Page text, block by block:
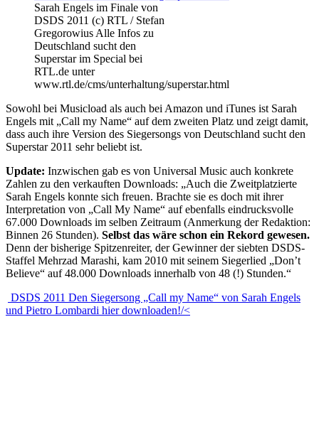
Sarah Engels im Finale von
DSDS 2011 (c) RTL / Stefan
Gregorowius Alle Infos zu
Deutschland sucht den
Superstar im Special bei
RTL.de unter
www.rtl.de/cms/unterhaltung/superstar.html
Sowohl bei Musicload als auch bei Amazon und iTunes ist Sarah
Engels mit „Call my Name“ auf dem zweiten Platz und zeigt damit,
dass auch ihre Version des Siegersongs von Deutschland sucht den
Superstar 2011 sehr beliebt ist.
Update: Inzwischen gab es von Universal Music auch konkrete
Zahlen zu den verkauften Downloads: „Auch die Zweitplatzierte
Sarah Engels konnte sich freuen. Brachte sie es doch mit ihrer
Interpretation von „Call My Name“ auf ebenfalls eindrucksvolle
67.000 Downloads im selben Zeitraum (Anmerkung der Redaktion:
Binnen 26 Stunden). Selbst das wäre schon ein Rekord gewesen.
Denn der bisherige Spitzenreiter, der Gewinner der siebten DSDS-
Staffel Mehrzad Marashi, kam 2010 mit seinem Siegerlied „Don’t
Believe“ auf 48.000 Downloads innerhalb von 48 (!) Stunden.“
DSDS 2011 Den Siegersong „Call my Name“ von Sarah Engels
und Pietro Lombardi hier downloaden!/<